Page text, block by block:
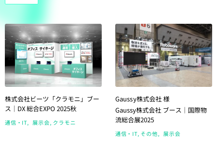
株式会社ビーツ「クラモニ」ブー
ス｜DX 総合EXPO 2025秋
通信・IT 展示会 クラモニ
Gaussy株式会社 様
Gaussy株式会社 ブース｜国際物
流総合展2025
通信・IT その他 展示会